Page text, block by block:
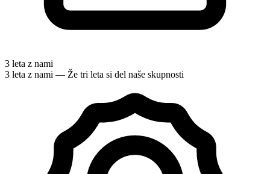
3 leta z nami
3 leta z nami — Že tri leta si del naše skupnosti